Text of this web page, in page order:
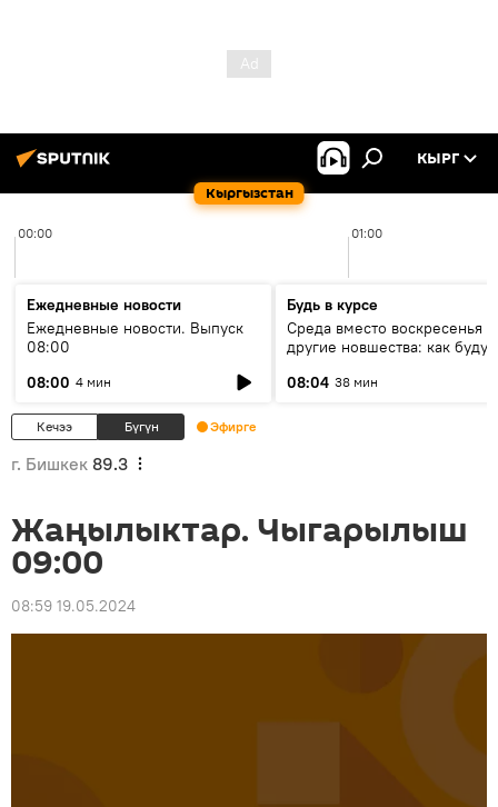
Кыргызстан
КЫРГ
00:00 01:00
Ежедневные новости
Ежедневные новости. Выпуск
08:00
08:00 4 мин
Будь в курсе
Среда вместо воскресенья и
другие новшества: как будут
08:04 38 мин
Кечээ Бүгүн Эфирге
г. Бишкек 89.3
Жаңылыктар. Чыгарылыш
09:00
08:59 19.05.2024